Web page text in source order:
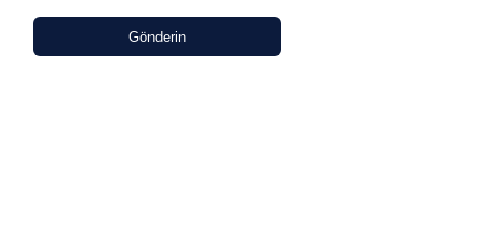
Gönderin